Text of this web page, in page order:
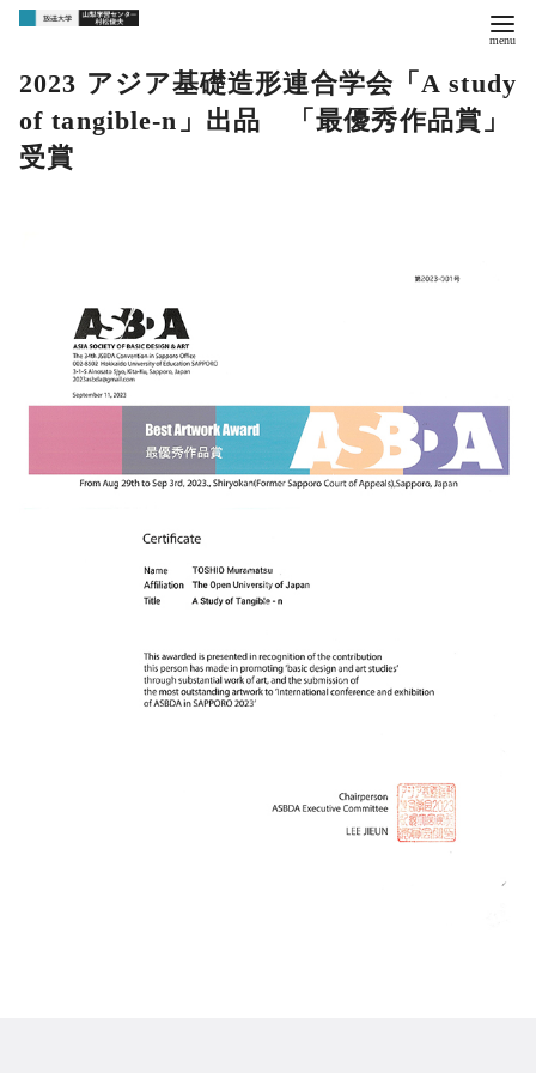
2023 アジア基礎造形連合学会「A study
of tangible-n」出品 「最優秀作品賞」
受賞